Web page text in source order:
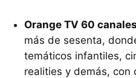
Orange TV 60 canales
más de sesenta,
temáticos infantiles,
realities y demás, con